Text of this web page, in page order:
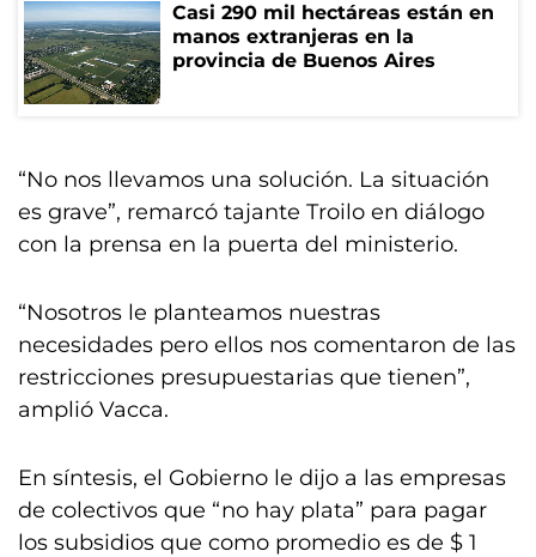
Casi 290 mil hectáreas están en
manos extranjeras en la
provincia de Buenos Aires
“No nos llevamos una solución. La situación
es grave”, remarcó tajante Troilo en diálogo
con la prensa en la puerta del ministerio.
“Nosotros le planteamos nuestras
necesidades pero ellos nos comentaron de las
restricciones presupuestarias que tienen”,
amplió Vacca.
En síntesis, el Gobierno le dijo a las empresas
de colectivos que “no hay plata” para pagar
los subsidios que como promedio es de $ 1